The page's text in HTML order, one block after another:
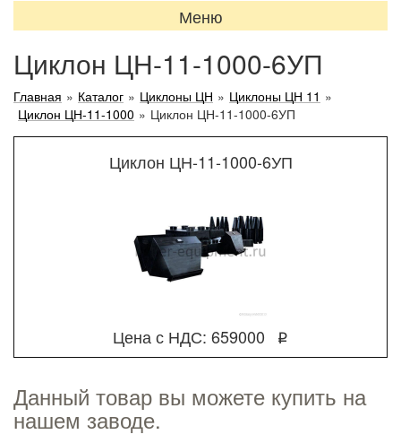
Меню
Циклон ЦН-11-1000-6УП
Главная » Каталог » Циклоны ЦН » Циклоны ЦН 11 »
Циклон ЦН-11-1000 » Циклон ЦН-11-1000-6УП
Циклон ЦН-11-1000-6УП
Цена с НДС: 659000 q
Данный товар вы можете купить на
нашем заводе.